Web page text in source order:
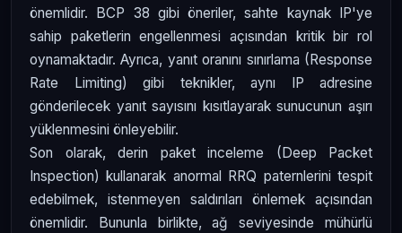
önemlidir. BCP 38 gibi öneriler, sahte kaynak IP'ye
sahip paketlerin engellenmesi açısından kritik bir rol
oynamaktadır. Ayrıca, yanıt oranını sınırlama (Response
Rate Limiting) gibi teknikler, aynı IP adresine
gönderilecek yanıt sayısını kısıtlayarak sunucunun aşırı
yüklenmesini önleyebilir.
Son olarak, derin paket inceleme (Deep Packet
Inspection) kullanarak anormal RRQ paternlerini tespit
edebilmek, istenmeyen saldırıları önlemek açısından
önemlidir. Bununla birlikte, ağ seviyesinde mühürlü